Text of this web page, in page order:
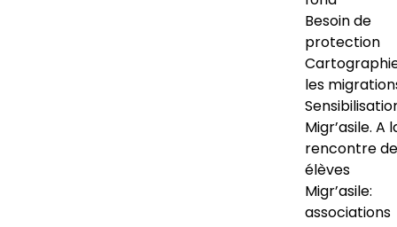
Besoin de
protection
les
Migr’asile. A
rencontre
élèves
Migr’asile:
associations